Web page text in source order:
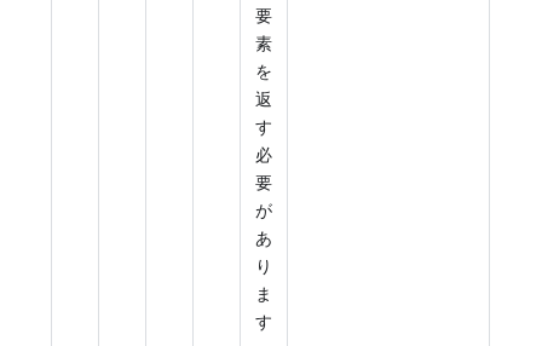
要
素
を
返
す
必
要
が
あ
り
ま
す